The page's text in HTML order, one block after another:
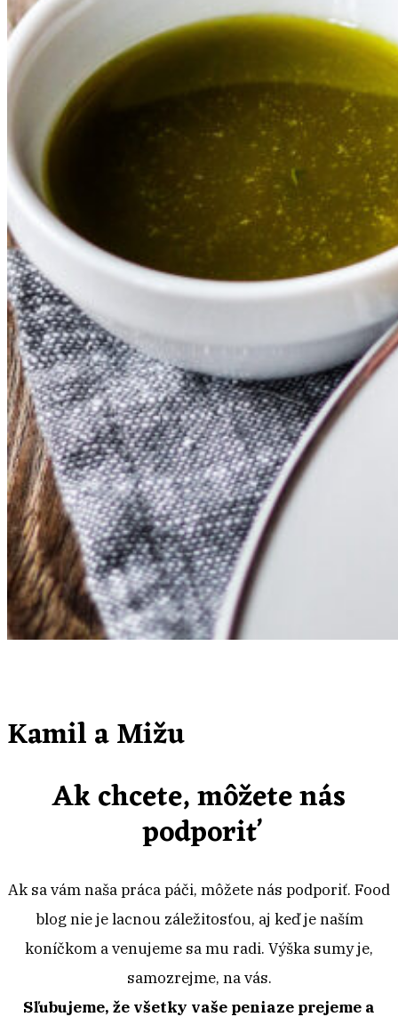
Kamil a Mižu
Ak chcete, môžete nás
podporiť
Ak sa vám naša práca páči, môžete nás podporiť. Food
blog nie je lacnou záležitosťou, aj keď je naším
koníčkom a venujeme sa mu radi. Výška sumy je,
samozrejme, na vás.
Sľubujeme, že všetky vaše peniaze prejeme a